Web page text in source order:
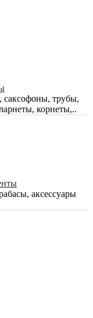
саксофоны, трубы,
корнеты,..
аксессуары